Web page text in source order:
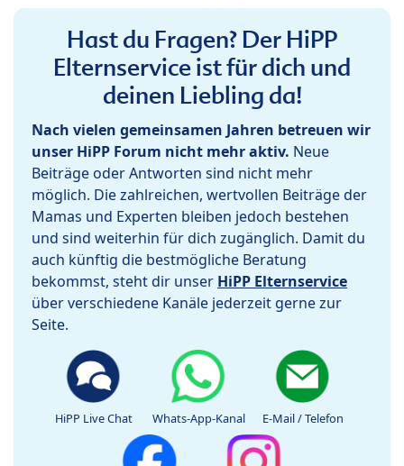
Hast du Fragen? Der HiPP
Elternservice ist für dich und
deinen Liebling da!
Nach vielen gemeinsamen Jahren betreuen wir
unser HiPP Forum nicht mehr aktiv. Neue
Beiträge oder Antworten sind nicht mehr
möglich. Die zahlreichen, wertvollen Beiträge der
Mamas und Experten bleiben jedoch bestehen
und sind weiterhin für dich zugänglich. Damit du
auch künftig die bestmögliche Beratung
bekommst, steht dir unser HiPP Elternservice
über verschiedene Kanäle jederzeit gerne zur
Seite.
HiPP Live Chat Whats-App-Kanal E-Mail / Telefon